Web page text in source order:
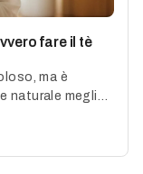
fare il tè
ma è
naturale meglio